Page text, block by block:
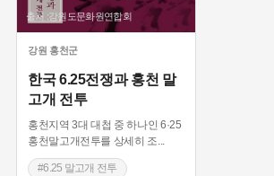
출처 :강원도문화원연합회
강원 홍천군
한국 6.25전쟁과 홍천 말
고개 전투
홍천지역 3대 대첩 중 하나인 6·25
홍천말고개전투를 상세히 조...
#6.25 말고개 전투